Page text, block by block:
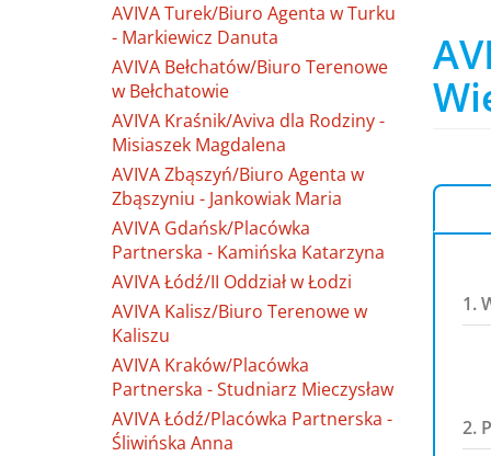
AVIVA Turek/Biuro Agenta w Turku
- Markiewicz Danuta
AVIVA Bełchatów/Biuro Terenowe
w Bełchatowie
AVIVA Kraśnik/Aviva dla Rodziny -
Misiaszek Magdalena
AVIVA Zbąszyń/Biuro Agenta w
Zbąszyniu - Jankowiak Maria
AVIVA Gdańsk/Placówka
Partnerska - Kamińska Katarzyna
AVIVA Łódź/II Oddział w Łodzi
AVIVA Kalisz/Biuro Terenowe w
Kaliszu
AVIVA Kraków/Placówka
Partnerska - Studniarz Mieczysław
AVIVA Łódź/Placówka Partnerska -
Śliwińska Anna
1.
2.